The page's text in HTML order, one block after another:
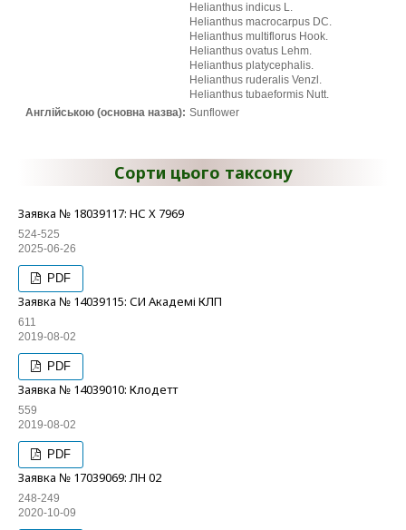
Helianthus indicus L.
Helianthus macrocarpus DC.
Helianthus multiflorus Hook.
Helianthus ovatus Lehm.
Helianthus platycephalis.
Helianthus ruderalis Venzl.
Helianthus tubaeformis Nutt.
Англійською (основна назва): Sunflower
Сорти цього таксону
Заявка № 18039117: НС Х 7969
524-525
2025-06-26
PDF
Заявка № 14039115: СИ Академі КЛП
611
2019-08-02
PDF
Заявка № 14039010: Клодетт
559
2019-08-02
PDF
Заявка № 17039069: ЛН 02
248-249
2020-10-09